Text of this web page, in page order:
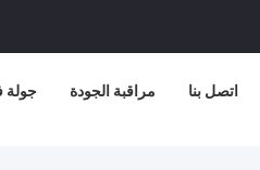
جولة مراقبة الجودة اتصل بنا